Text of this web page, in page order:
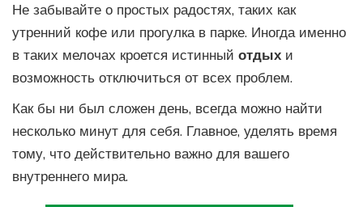
Не забывайте о простых радостях, таких как
утренний кофе или прогулка в парке. Иногда именно
в таких мелочах кроется истинный отдых и
возможность отключиться от всех проблем.
Как бы ни был сложен день, всегда можно найти
несколько минут для себя. Главное, уделять время
тому, что действительно важно для вашего
внутреннего мира.